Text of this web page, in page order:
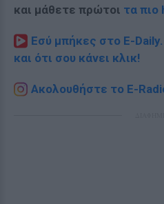
και μάθετε πρώτοι τα πιο
Εσύ μπήκες στο E-
και ότι σου κάνει κλικ!
Ακολουθήστε το E-